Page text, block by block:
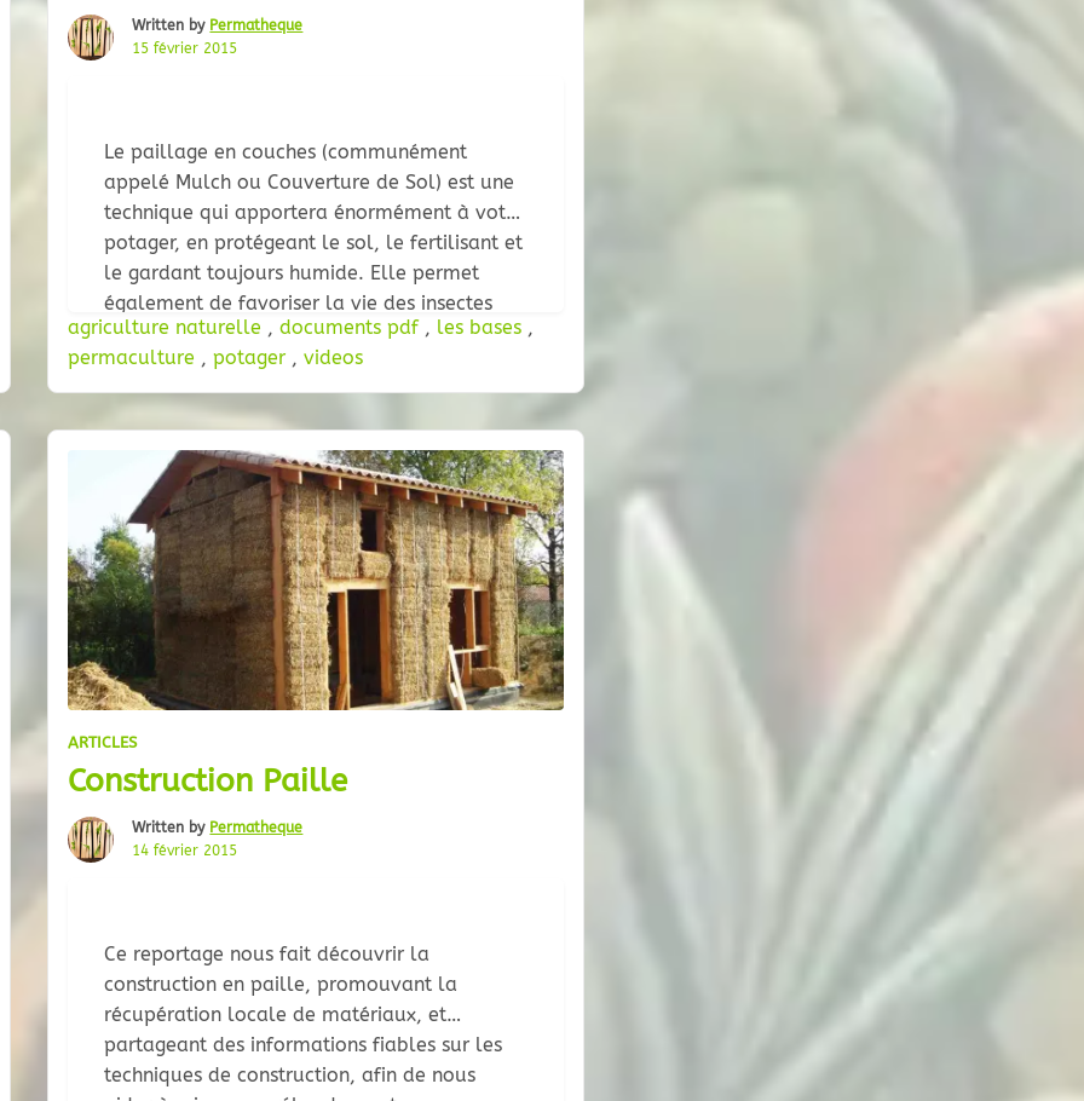
Written by Permatheque
15 février 2015
Le paillage en couches (communément
appelé Mulch ou Couverture de Sol) est une
technique qui apportera énormément à votre
potager, en protégeant le sol, le fertilisant et
le gardant toujours humide. Elle permet
également de favoriser la vie des insectes
dans le sol, d’ameublir ce dernier, de
l’assainir et de le protéger de l’érosion. Un
agriculture naturelle , documents pdf , les bases ,
permaculture , potager , videos
ARTICLES
Construction Paille
Written by Permatheque
14 février 2015
Ce reportage nous fait découvrir la
construction en paille, promouvant la
récupération locale de matériaux, et
partageant des informations fiables sur les
techniques de construction, afin de nous